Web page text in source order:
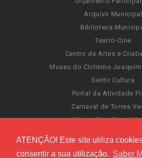
ATENÇÃO! Este site utiliza
consentir a sua utilização. Saber
Arquivo Municipal
Biblioteca
Teatro-Cine
Centro de Artes e
Museu do Ciclismo
Sentir Cultura
Portal da Atividade
Carnaval de Torres
Santa Cruz Ocean